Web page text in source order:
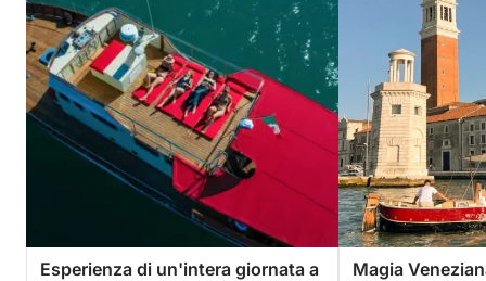
Esperienza di un'intera giornata a
Magia